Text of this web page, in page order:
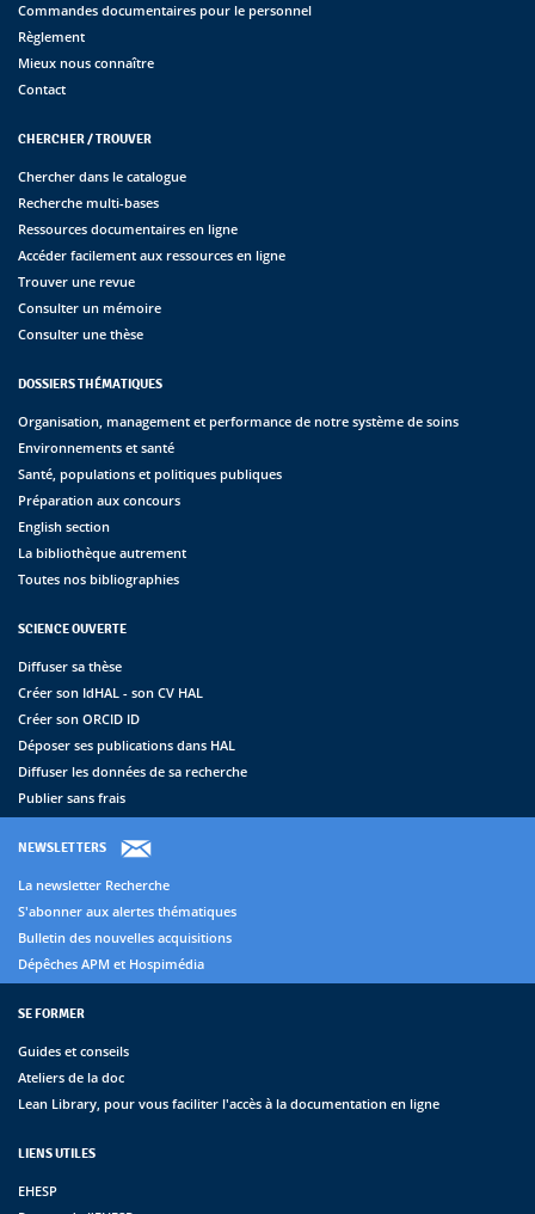
Commandes documentaires pour le personnel
Règlement
Mieux nous connaître
Contact
CHERCHER / TROUVER
Chercher dans le catalogue
Recherche multi-bases
Ressources documentaires en ligne
Accéder facilement aux ressources en ligne
Trouver une revue
Consulter un mémoire
Consulter une thèse
DOSSIERS THÉMATIQUES
Organisation, management et performance de notre système de soins
Environnements et santé
Santé, populations et politiques publiques
Préparation aux concours
English section
La bibliothèque autrement
Toutes nos bibliographies
SCIENCE OUVERTE
Diffuser sa thèse
Créer son IdHAL - son CV HAL
Créer son ORCID ID
Déposer ses publications dans HAL
Diffuser les données de sa recherche
Publier sans frais
NEWSLETTERS
La newsletter Recherche
S'abonner aux alertes thématiques
Bulletin des nouvelles acquisitions
Dépêches APM et Hospimédia
SE FORMER
Guides et conseils
Ateliers de la doc
Lean Library, pour vous faciliter l'accès à la documentation en ligne
LIENS UTILES
EHESP